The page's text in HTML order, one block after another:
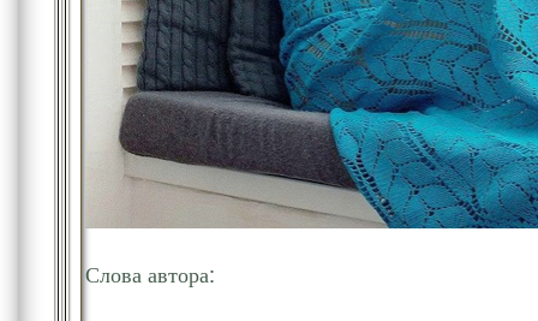
Слова автора: